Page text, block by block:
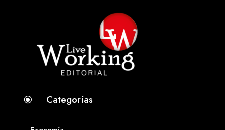
\ Categorías